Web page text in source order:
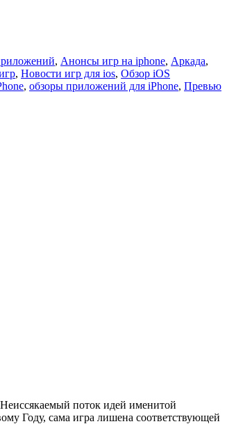
, Анонсы игр на iphone, Аркада,
, Новости игр для ios, Обзор iOS
, обзоры приложений для iPhone, Превью
поток идей именитой
Году, сама игра лишена соответствующей